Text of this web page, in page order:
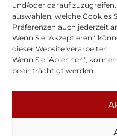
und/oder darauf
auswählen, welche Cookies
Präferenzen auch jederzeit
Wenn Sie "Akzeptieren",
dieser Website verarbeiten.
Wenn Sie "Ablehnen",
beeinträchtigt werden.
Cookie-Richtline
Kontakt
Presse